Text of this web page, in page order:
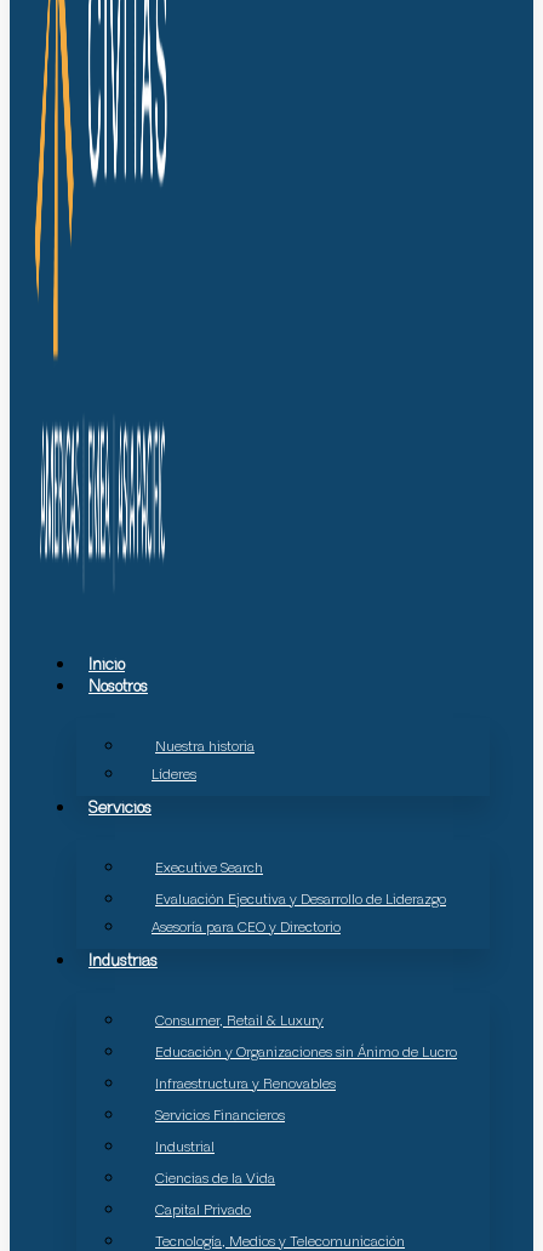
Inicio
Nosotros
Nuestra historia
Líderes
Servicios
Executive Search
Evaluación Ejecutiva y Desarrollo de Liderazgo
Asesoría para CEO y Directorio
Industrias
Consumer, Retail & Luxury
Educación y Organizaciones sin Ánimo de Lucro
Infraestructura y Renovables
Servicios Financieros
Industrial
Ciencias de la Vida
Capital Privado
Tecnología, Medios y Telecomunicación